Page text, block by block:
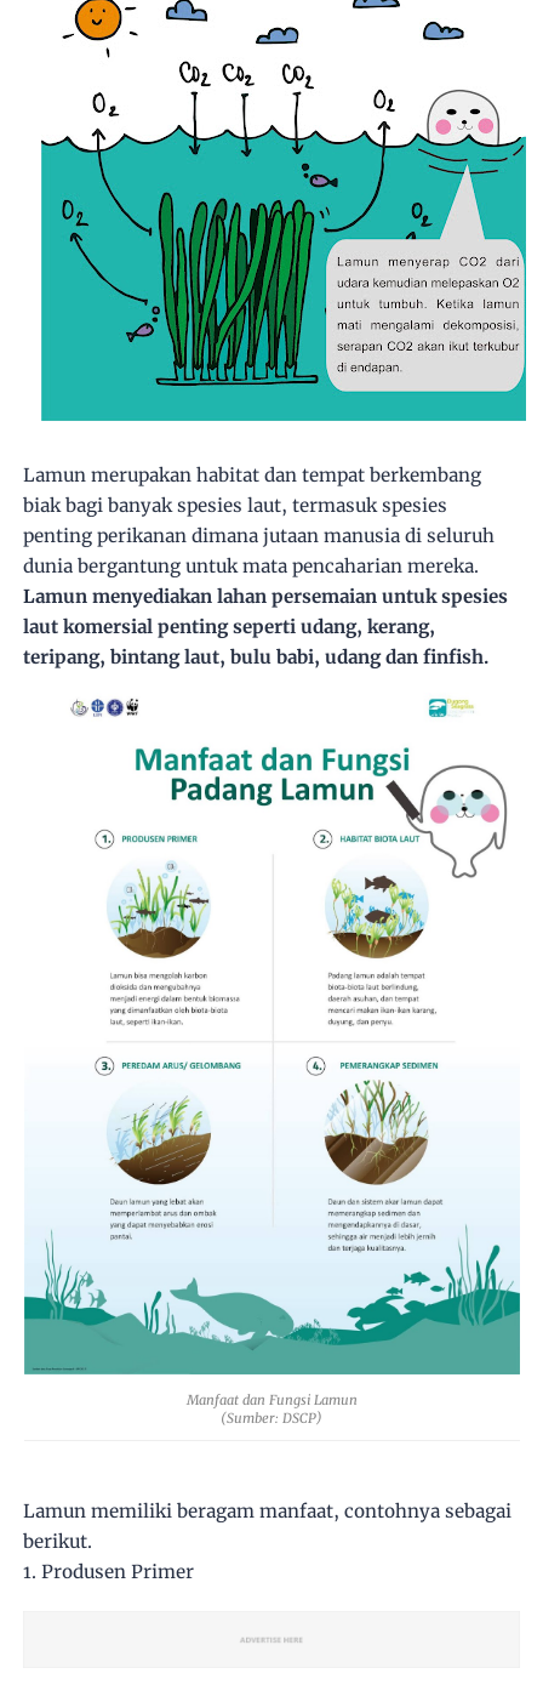
Lamun merupakan habitat dan tempat berkembang
biak bagi banyak spesies laut, termasuk spesies
penting perikanan dimana jutaan manusia di seluruh
dunia bergantung untuk mata pencaharian mereka.
Lamun menyediakan lahan persemaian untuk spesies
laut komersial penting seperti udang, kerang,
teripang, bintang laut, bulu babi, udang dan finfish.
Manfaat dan Fungsi Lamun
(Sumber: DSCP)
Lamun memiliki beragam manfaat, contohnya sebagai
berikut.
1. Produsen Primer